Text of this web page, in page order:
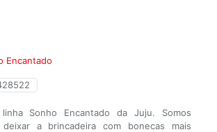
Encantado
Sonho Encantado da Juju. Somos
a brincadeira com bonecas mais